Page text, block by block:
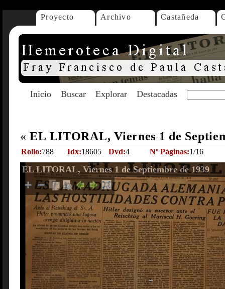
Proyecto Archivo Castañeda
Inicio Buscar Explorar Destacadas
« EL LITORAL, Viernes 1 de
Rollo:788 Idx:18605 Dvd:4 Nº Páginas:1/16
EL LITORAL, Viernes 1 de Septiembre de 1939